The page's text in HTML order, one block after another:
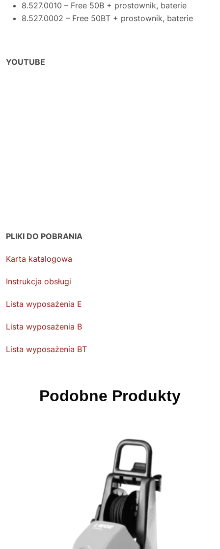
8.527.0010 – Free 50B + prostownik, baterie
8.527.0002 – Free 50BT + prostownik, baterie
YOUTUBE
PLIKI DO POBRANIA
Karta katalogowa
Instrukcja obsługi
Lista wyposażenia E
Lista wyposażenia B
Lista wyposażenia BT
Podobne Produkty